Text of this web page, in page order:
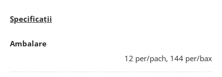
Specificații
Ambalare
12 per/pach, 144 per/bax